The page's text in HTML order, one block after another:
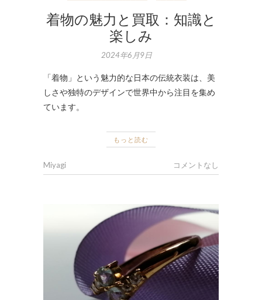
着物の魅力と買取：知識と
楽しみ
2024年6月9日
「着物」という魅力的な日本の伝統衣装は、美
しさや独特のデザインで世界中から注目を集め
ています。
もっと読む
Miyagi コメントなし